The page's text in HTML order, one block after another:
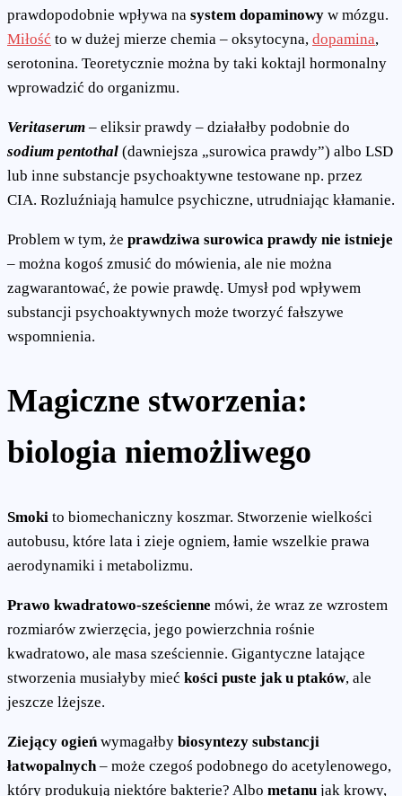
prawdopodobnie wpływa na system dopaminowy w mózgu.
Miłość to w dużej mierze chemia – oksytocyna, dopamina,
serotonina. Teoretycznie można by taki koktajl hormonalny
wprowadzić do organizmu.
Veritaserum – eliksir prawdy – działałby podobnie do
sodium pentothal (dawniejsza „surowica prawdy”) albo LSD
lub inne substancje psychoaktywne testowane np. przez
CIA. Rozluźniają hamulce psychiczne, utrudniając kłamanie.
Problem w tym, że prawdziwa surowica prawdy nie istnieje
– można kogoś zmusić do mówienia, ale nie można
zagwarantować, że powie prawdę. Umysł pod wpływem
substancji psychoaktywnych może tworzyć fałszywe
wspomnienia.
Magiczne stworzenia:
biologia niemożliwego
Smoki to biomechaniczny koszmar. Stworzenie wielkości
autobusu, które lata i zieje ogniem, łamie wszelkie prawa
aerodynamiki i metabolizmu.
Prawo kwadratowo-sześcienne mówi, że wraz ze wzrostem
rozmiarów zwierzęcia, jego powierzchnia rośnie
kwadratowo, ale masa sześciennie. Gigantyczne latające
stworzenia musiałyby mieć kości puste jak u ptaków, ale
jeszcze lżejsze.
Ziejący ogień wymagałby biosyntezy substancji
łatwopalnych – może czegoś podobnego do acetylenowego,
który produkują niektóre bakterie? Albo metanu jak krowy,